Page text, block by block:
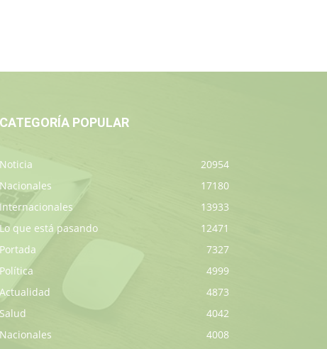
CATEGORÍA POPULAR
Noticia
20954
Nacionales
17180
Internacionales
13933
Lo que está pasando
12471
Portada
7327
Política
4999
Actualidad
4873
Salud
4042
Nacionales
4008